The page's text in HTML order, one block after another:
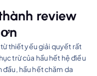
review
thiết yếu giải quyết rất
trừ của hầu hết hệ điều
hầu hết chăm da